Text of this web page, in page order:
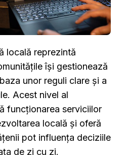
locală reprezintă
își gestionează
unor reguli clare și a
Acest nivel al
funcționarea serviciilor
locală și oferă
pot influența deciziile
de zi cu zi.